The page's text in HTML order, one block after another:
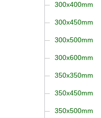
300x400mm
300x450mm
300x500mm
300x600mm
350x350mm
350x450mm
350x500mm